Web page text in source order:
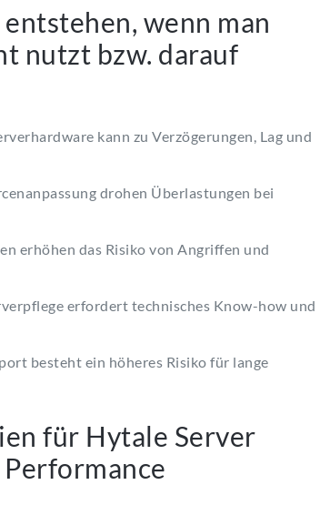
wenn man
nutzt bzw. darauf
kann zu Verzögerungen, Lag und
drohen Überlastungen bei
erhöhen das Risiko von Angriffen und
erfordert technisches Know-how und
besteht ein höheres Risiko für lange
für Hytale Server